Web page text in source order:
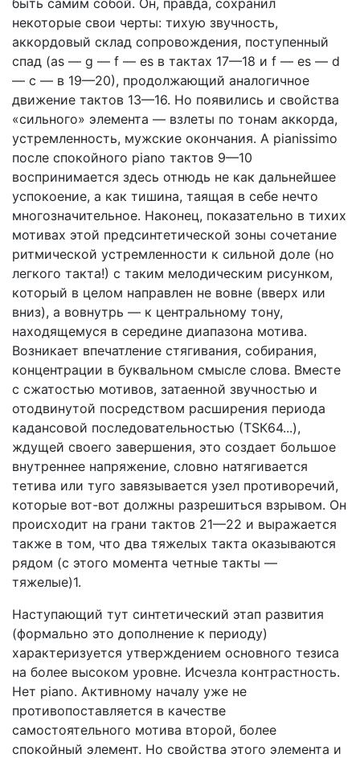
быть самим собой. Он, правда, сохранил
некоторые свои черты: тихую звучность,
аккордовый склад сопровождения, поступенный
спад (as — g — f — es в тактах 17—18 и f — es — d
— с — в 19—20), продолжающий аналогичное
движение тактов 13—16. Но появились и свойства
«сильного» элемента — взлеты по тонам аккорда,
устремленность, мужские окончания. A pianissimo
после спокойного piano тактов 9—10
воспринимается здесь отнюдь не как дальнейшее
успокоение, а как тишина, таящая в себе нечто
многозначительное. Наконец, показательно в тихих
мотивах этой предсинтетической зоны сочетание
ритмической устремленности к сильной доле (но
легкого такта!) с таким мелодическим рисунком,
который в целом направлен не вовне (вверх или
вниз), а вовнутрь — к центральному тону,
находящемуся в середине диапазона мотива.
Возникает впечатление стягивания, собирания,
концентрации в буквальном смысле слова. Вместе
с сжатостью мотивов, затаенной звучностью и
отодвинутой посредством расширения периода
кадансовой последовательностью (ТSК64...),
ждущей своего завершения, это создает большое
внутреннее напряжение, словно натягивается
тетива или туго завязывается узел противоречий,
которые вот-вот должны разрешиться взрывом. Он
происходит на грани тактов 21—22 и выражается
также в том, что два тяжелых такта оказываются
рядом (с этого момента четные такты —
тяжелые)1.
Наступающий тут синтетический этап развития
(формально это дополнение к периоду)
характеризуется утверждением основного тезиса
на более высоком уровне. Исчезла контрастность.
Нет piano. Активному началу уже не
противопоставляется в качестве
самостоятельного мотива второй, более
спокойный элемент. Но свойства этого элемента и